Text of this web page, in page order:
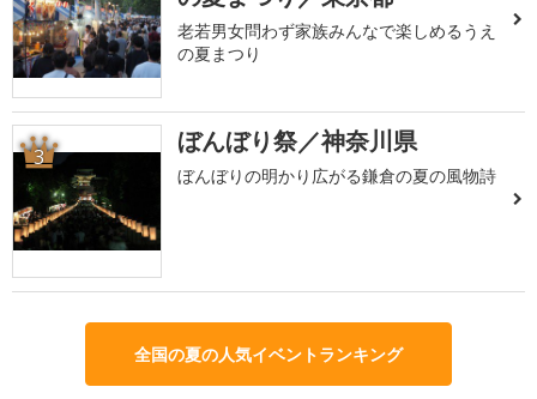
老若男女問わず家族みんなで楽しめるうえ
の夏まつり
3 ぼんぼり祭／神奈川県
ぼんぼりの明かり広がる鎌倉の夏の風物詩
全国の夏の人気イベントランキング